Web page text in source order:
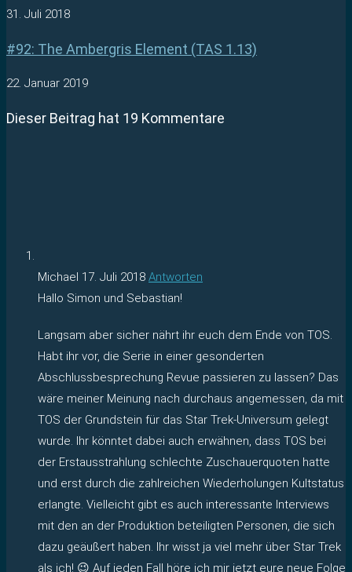
31. Juli 2018
#92: The Ambergris Element (TAS 1.13)
22. Januar 2019
Dieser Beitrag hat 19 Kommentare
Michael 17. Juli 2018 Antworten
Hallo Simon und Sebastian!
Langsam aber sicher nährt ihr euch dem Ende von TOS.
Habt ihr vor, die Serie in einer gesonderten
Abschlussbesprechung Revue passieren zu lassen? Das
wäre meiner Meinung nach durchaus angemessen, da mit
TOS der Grundstein für das Star Trek-Universum gelegt
wurde. Ihr könntet dabei auch erwähnen, dass TOS bei
der Erstausstrahlung schlechte Zuschauerquoten hatte
und erst durch die zahlreichen Wiederholungen Kultstatus
erlangte. Vielleicht gibt es auch interessante Interviews
mit den an der Produktion beteiligten Personen, die sich
dazu geäußert haben. Ihr wisst ja viel mehr über Star Trek
als ich! 😉 Auf jeden Fall höre ich mir jetzt eure neue Folge